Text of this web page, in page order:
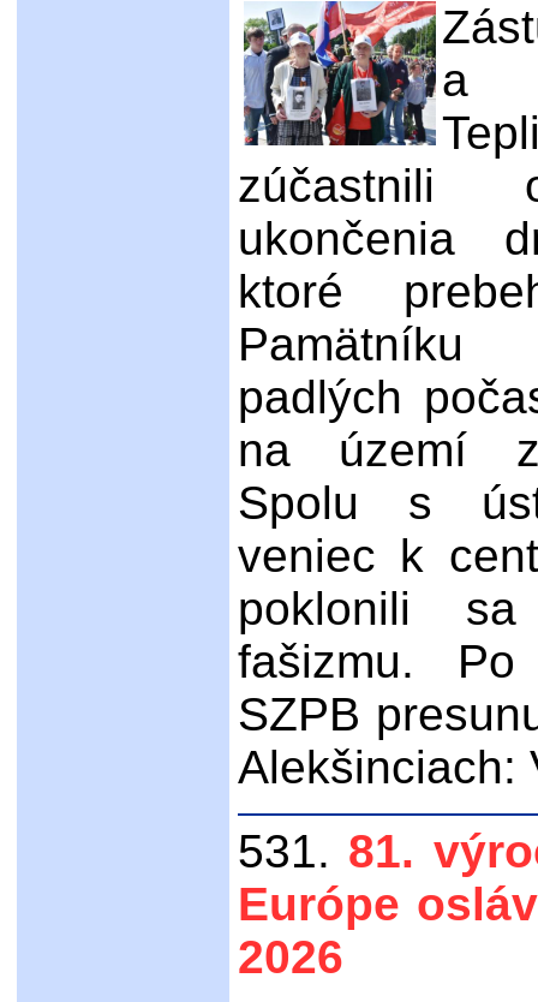
a
zúčastnili
ukončenia
ktoré
Pamätníku
padlých
na území
Spolu s
veniec k
poklonili
fašizmu.
SZPB
Alekšinciach:
531. 81.
Európe
2026